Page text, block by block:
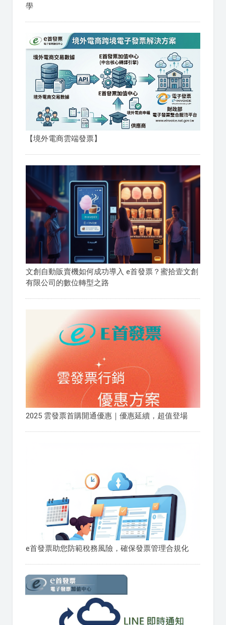
學
【境外電商雲端發票】
文創自動販賣機如何成功導入 e首發票？蜜拾壹文創
有限公司的數位轉型之路
2025 雲發票首購開通優惠｜優惠延續，超值登場
e首發票助您防範稅務風險，確保發票管理合規化